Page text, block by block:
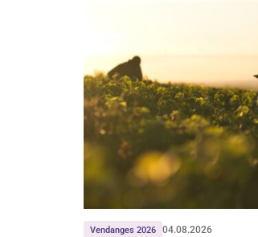
Vendanges 2026 04.08.2026